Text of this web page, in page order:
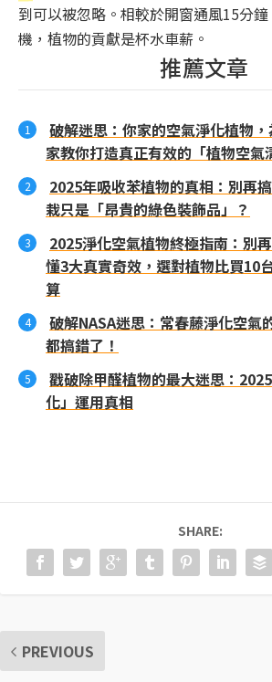
到可以被忽略。相較於開窗通風15分
機，植物的貢獻是杯水車薪。
推薦文章
破解迷思：你家的空氣淨化植物
家教你打造真正有效的「植物空氣
2025年吸收苯植物的真相：別再
栽只是「昂貴的綠色裝飾品」？
2025淨化空氣植物終極指南：別
懂3大真實奇效，選對植物比買10
算
破解NASA迷思：常春藤淨化空氣
都搞錯了！
戳破除甲醛植物的最大迷思：
化」運用真相
SHARE:
PREVIOUS